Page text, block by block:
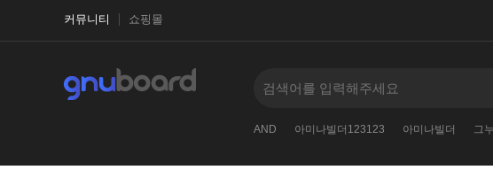
커뮤니티 쇼핑몰
AND 아미나빌더123123 아미나빌더 그